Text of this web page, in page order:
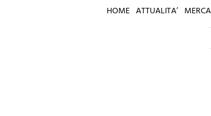
HOME ATTUALITA’